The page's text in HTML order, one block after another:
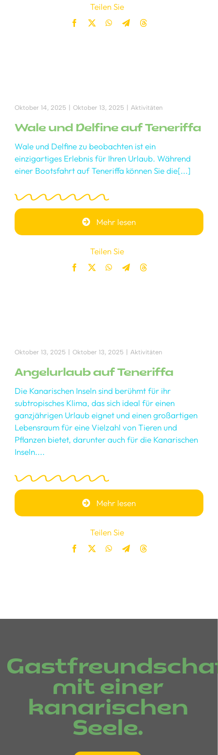
Teilen Sie
Oktober 14, 2025 Oktober 13, 2025 Aktivitäten
Wale und Delfine auf Teneriffa
Wale und Delfine zu beobachten ist ein
einzigartiges Erlebnis für Ihren Urlaub. Während
einer Bootsfahrt auf Teneriffa können Sie die[...]
Mehr lesen
Teilen Sie
Oktober 13, 2025 Oktober 13, 2025 Aktivitäten
Angelurlaub auf Teneriffa
Die Kanarischen Inseln sind berühmt für ihr
subtropisches Klima, das sich ideal für einen
ganzjährigen Urlaub eignet und einen großartigen
Lebensraum für eine Vielzahl von Tieren und
Pflanzen bietet, darunter auch für die Kanarischen
Inseln....
Mehr lesen
Teilen Sie
mit einer
kanarischen
Seele.